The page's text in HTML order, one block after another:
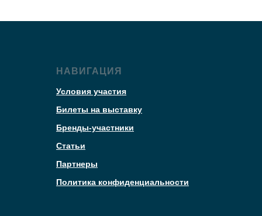
НАВИГАЦИЯ
Условия участия
Билеты на выставку
Бренды-участники
Статьи
Партнеры
Политика конфиденциальности